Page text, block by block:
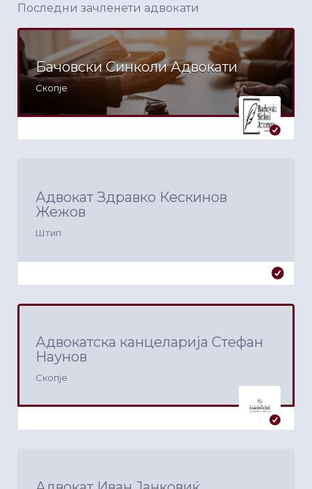
Последни зачленети адвокати
Бачовски Синколи Адвокати
Скопје
Адвокат Здравко Кескинов
Жежов
Штип
Адвокатска канцеларија Стефан
Наунов
Скопје